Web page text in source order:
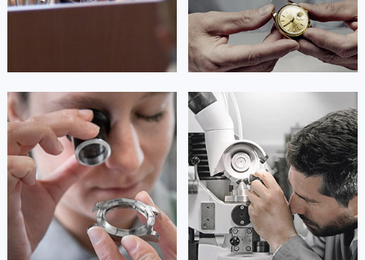
 武汉硚口区萧邦维修  武汉汉阳区萧邦维修
安尼塔·阿普里尔
资深萧邦技师
是武汉武昌区萧邦售后服务中心
(萧邦维修保养中心)
的高级技师之一
Wuhan Chopard Maintain center
 武汉武昌区萧邦维修
贝亚特·布兰奇
资深萧邦技师
是武汉青山区萧邦售后服务中心
(萧邦维修保养中心)
的高级技师之一
Wuhan Chopard Maintain center
 武汉青山区萧邦维修